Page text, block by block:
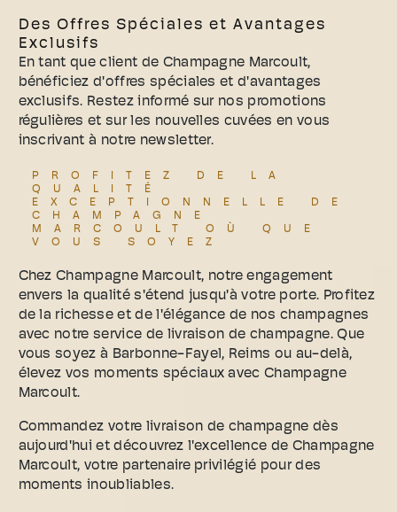
Des Offres Spéciales et Avantages
Exclusifs
En tant que client de Champagne Marcoult,
bénéficiez d'offres spéciales et d'avantages
exclusifs. Restez informé sur nos promotions
régulières et sur les nouvelles cuvées en vous
inscrivant à notre newsletter.
PROFITEZ DE LA
QUALITÉ
EXCEPTIONNELLE DE
CHAMPAGNE
MARCOULT OÙ QUE
VOUS SOYEZ
Chez Champagne Marcoult, notre engagement
envers la qualité s'étend jusqu'à votre porte. Profitez
de la richesse et de l'élégance de nos champagnes
avec notre service de livraison de champagne. Que
vous soyez à Barbonne-Fayel, Reims ou au-delà,
élevez vos moments spéciaux avec Champagne
Marcoult.
Commandez votre livraison de champagne dès
aujourd'hui et découvrez l'excellence de Champagne
Marcoult, votre partenaire privilégié pour des
moments inoubliables.